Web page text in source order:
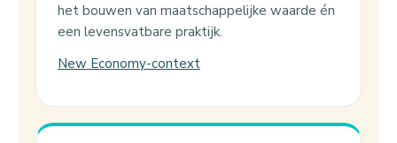
het bouwen van maatschappelijke waarde én
een levensvatbare praktijk.
New Economy-context